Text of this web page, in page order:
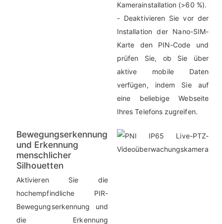
Kamerainstallation (>60 %).
- Deaktivieren Sie vor der
Installation der Nano-SIM-
Karte den PIN-Code und
prüfen Sie, ob Sie über
aktive mobile Daten
verfügen, indem Sie auf
eine beliebige Webseite
Ihres Telefons zugreifen.
Bewegungserkennung
und Erkennung
menschlicher
Silhouetten
Aktivieren Sie die
hochempfindliche PIR-
Bewegungserkennung und
die Erkennung